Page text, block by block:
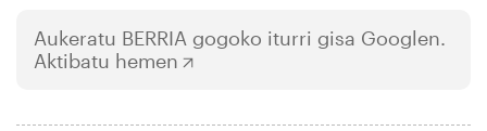
Aukeratu BERRIA gogoko iturri gisa Googlen.
Aktibatu hemen